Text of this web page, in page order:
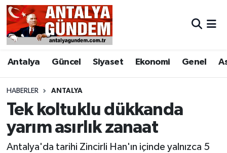
Antalya Güncel Siyaset Ekonomi Genel
HABERLER ANTALYA
Tek koltuklu dükkanda
yarım asırlık zanaat
Antalya'da tarihi Zincirli Han'ın içinde yalnızca 5
Antalya
Asayiş
Bilim & Teknoloji
Bölge
EĞİTİM
Antalya Nöbetçi Eczaneler
Antalya Hava Durumu
Antalya Namaz Vakitleri
Antalya Trafik Yoğunluk Haritası
Süper Lig Puan Durumu ve Fikstür